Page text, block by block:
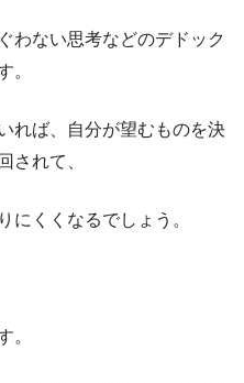
わない思考などのデドック
。
れば、自分が望むものを決
されて、
にくくなるでしょう。
。